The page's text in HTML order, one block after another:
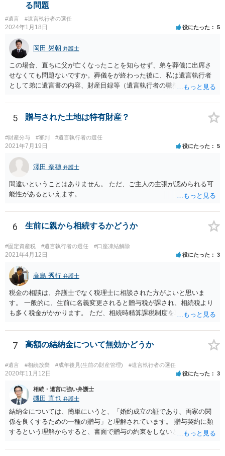
る問題
#遺言 #遺言執行者の選任
2024年1月18日 役にたった 5
岡田 晃朝 弁護士
この場合、直ちに父が亡くなったことを知らせず、弟を葬儀に出席さ
せなくても問題ないですか。葬儀をが終わった後に、私は遺言執行者
として弟に遺言書の内容、財産目録等（遺言執行者の職務）を知らせ
るかは喪主の自由です。 呼ばなくてもかまいません。 そもそも、そう
いう法律関係にありません。 遺言の内容と遺産の総額の通知、公正証
で、対応しましょう。 そのあとは遺留分の請求などがあればそれへの
対応となるでしょう。
5 贈与された土地は特有財産？
#財産分与 #審判 #遺言執行者の選任
2021年7月19日 役にたった 5
澤田 奈穗 弁護士
間違いということはありません。 ただ、ご主人の主張が認められる可
能性があるといえます。
6 生前に親から相続するかどうか
#固定資産税 #遺言執行者の選任 #口座凍結解除
2021年4月12日 役にたった 3
高島 秀行 弁護士
税金の相談は、弁護士でなく税理士に相談された方がよいと思いま
す。 一般的に、生前に名義変更されると贈与税が課され、相続税より
も多く税金がかかります。 ただ、相続時精算課税制度を取れば、実質
ういう場合にどれくらい税金がかかるか計算してもらって どういう方
針を取るか決められたらよいと思います。
7 高額の結納金について無効かどうか
#遺言 #相続放棄 #成年後見(生前の財産管理) #遺言執行者の選任
2020年11月12日 役にたった 3
相続・遺言に強い弁護士
磯田 直也 弁護士
結納金については、簡単にいうと、「婚約成立の証であり、両家の関
係を良くするための一種の贈与」と理解されています。 贈与契約に類
するという理解からすると、書面で贈与の約束をしないと相手方は支
ことは困難です。 くれぐれも今後お気をつけください。 弁護士に対応